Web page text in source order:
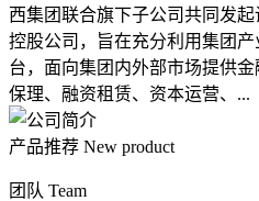
西集团联合旗下子公司共同发
控股公司，旨在充分利用集团
台，面向集团内外部市场提供
保理、融资租赁、资本运营、...
产品推荐 New product
团队 Team